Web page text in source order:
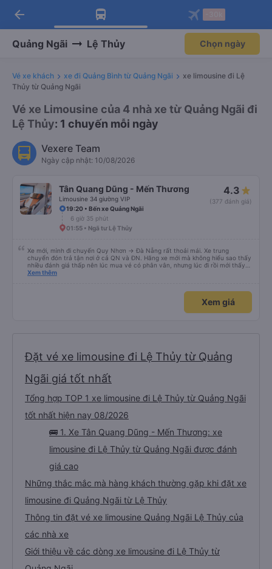
Tải app Vexere ngay!
Nhận ưu đãi thành viên độc
Mở app
Tải app Vexere
-30k/ghế khi đặt vé máy bay qua
Mở app
arrow_back
Quảng Ngãi Lệ Thủy Chọn ngày
Vé xe khách xe đi Quảng Bình từ Quảng Ngãi
xe limousine đi Lệ
Thủy từ Quảng Ngãi
Vé xe Limousine của 4 nhà xe từ Quảng Ngãi đi
Lệ Thủy: 1 chuyến mỗi ngày
Vexere Team
Ngày cập nhật: 10/08/2026
Tân Quang Dũng - Mến Thương
Limousine 34 giường VIP
4.3
(377 đánh giá)
19:20 • Bến xe Quảng Ngãi
6 giờ 35 phút
01:55 • Ngã tư Lệ Thủy
Xe mới, mình đi chuyến Quy Nhơn -> Đà Nẵng rất thoải mái. Xe trung
chuyển đón trả tận nơi ở cả QN và ĐN. Hãng xe mới mà không hiểu sao thấy
nhiều đánh giá thấp nên lúc mua vé có phân vân, nhưng lúc đi rồi mới thấy
tuyệt vời. Mọi nhân viên đều thân thiện, nhiệt tình. Nhắn tin cho anh phụ lái
hoà mạnh, sạch sẽ. Không hiểu sao nhiều đánh giá thấp? Mọi người ủng hộ
nhé, mình đi Quy Nhơn về Đà Nẵng mà cả xe có 7 khách, nhìn thương. Chúc
Xem thêm
Xem giá
Đặt vé xe limousine đi Lệ Thủy từ Quảng
Ngãi giá tốt nhất
Tổng hợp TOP 1 xe limousine đi Lệ Thủy từ Quảng Ngãi
tốt nhất hiện nay 08/2026
🚌 1. Xe Tân Quang Dũng - Mến Thương: xe
limousine đi Lệ Thủy từ Quảng Ngãi được đánh
giá cao
Những thắc mắc mà hàng khách thường gặp khi đặt xe
limousine đi Quảng Ngãi từ Lệ Thủy
Thông tin đặt vé xe limousine Quảng Ngãi Lệ Thủy của
các nhà xe
Giới thiệu về các dòng xe limousine đi Lệ Thủy từ